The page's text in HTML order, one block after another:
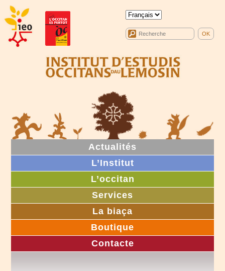
Actualités
L’Institut
L’occitan
Services
La biaça
Boutique
Contacte